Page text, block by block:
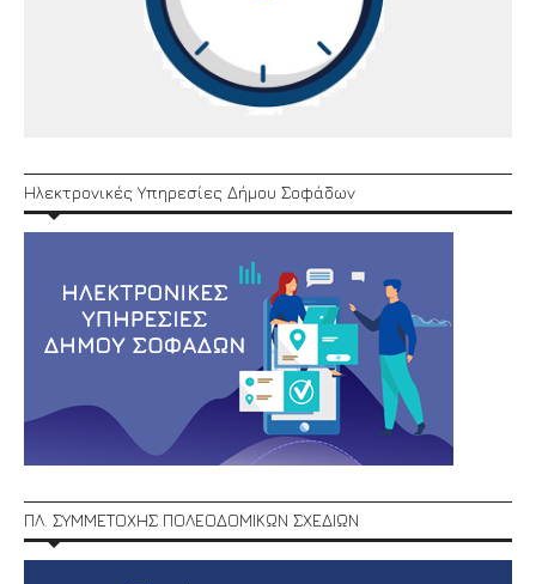
Ηλεκτρονικές Υπηρεσίες Δήμου Σοφάδων
ΠΛ. ΣΥΜΜΕΤΟΧΗΣ ΠΟΛΕΟΔΟΜΙΚΩΝ ΣΧΕΔΙΩΝ